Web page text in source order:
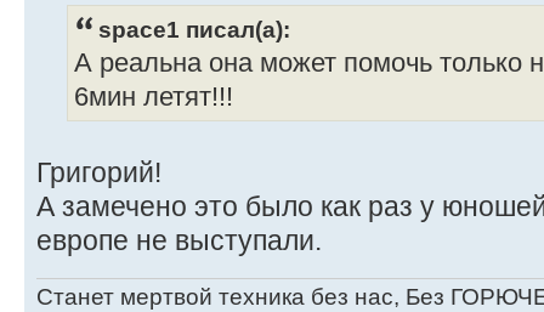
space1 писал(а):
А реальна она может помочь только
6мин летят!!!
Григорий!
А замечено это было как раз у
европе не выступали.
Станет мертвой техника без нас, Без